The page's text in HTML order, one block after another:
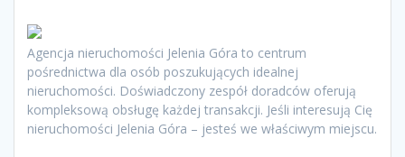
Agencja nieruchomości Jelenia Góra to centrum
pośrednictwa dla osób poszukujących idealnej
nieruchomości. Doświadczony zespół doradców oferują
kompleksową obsługę każdej transakcji. Jeśli interesują Cię
nieruchomości Jelenia Góra – jesteś we właściwym miejscu.